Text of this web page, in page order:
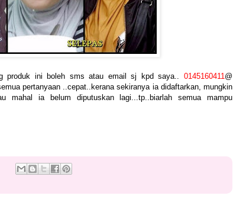
produk ini boleh sms atau email sj kpd saya.. 0145160411@
pertanyaan ..cepat..kerana sekiranya ia didaftarkan, mungkin
mahal ia belum diputuskan lagi...tp..biarlah semua mampu